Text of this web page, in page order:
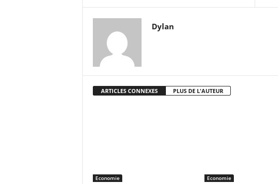
Dylan
ARTICLES CONNEXES PLUS DE L'AUTEUR
Economie Economie